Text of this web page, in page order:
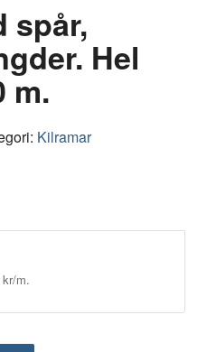
spår,
Hel
m.
Kilramar
m.